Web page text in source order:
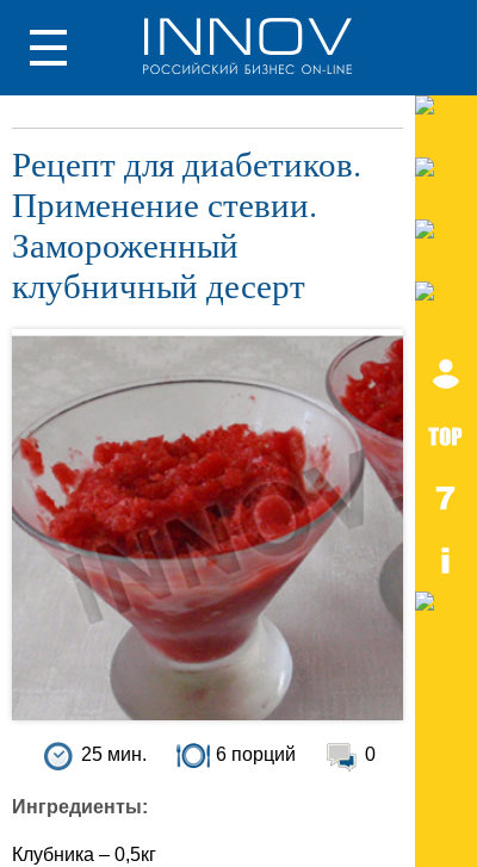
Рецепт для диабетиков.
Применение стевии.
Замороженный
клубничный десерт
25 мин. 6 порций 0
Ингредиенты:
Клубника – 0,5кг